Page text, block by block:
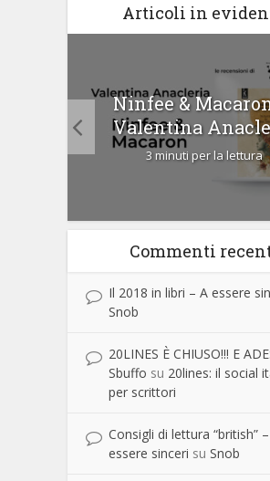
Articoli in
Ninfee &
Valentina
3 minuti per la lettura
Commenti
Il 2018 in libri – A essere
Snob
20LINES È CHIUSO!!! E
Sbuffo su 20lines: il social
per scrittori
Consigli di lettura “british”
essere sinceri su Snob